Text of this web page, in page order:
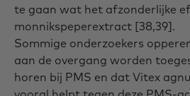
te gaan wat het afzonderlijke
monnikspeperextract [38,39].
Sommige onderzoekers
aan de overgang worden
horen bij PMS en dat Vitex